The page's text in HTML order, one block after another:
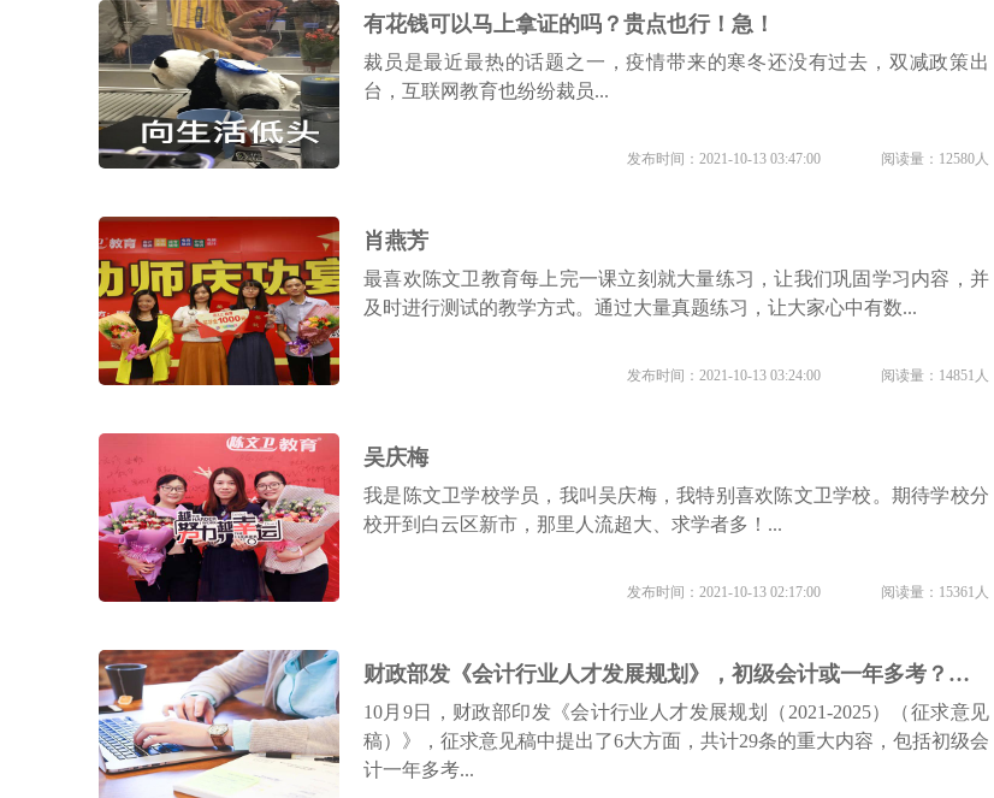
技能+创就业（3个月）
电脑培训
技能+创就业（2个月）
有花钱可以马上拿证的吗？贵点也行！急！
裁员是最近最热的话题之一，疫情带来的寒冬还没有过去，双减政策出
台，互联网教育也纷纷裁员...
发布时间：2021-10-13 03:47:00 阅读量：12580人
肖燕芳
最喜欢陈文卫教育每上完一课立刻就大量练习，让我们巩固学习内容，并
及时进行测试的教学方式。通过大量真题练习，让大家心中有数...
发布时间：2021-10-13 03:24:00 阅读量：14851人
吴庆梅
我是陈文卫学校学员，我叫吴庆梅，我特别喜欢陈文卫学校。期待学校分
校开到白云区新市，那里人流超大、求学者多！...
发布时间：2021-10-13 02:17:00 阅读量：15361人
财政部发《会计行业人才发展规划》，初级会计或一年多考？高端会计人才缺乏？
10月9日，财政部印发《会计行业人才发展规划（2021-2025）（征求意见
稿）》，征求意见稿中提出了6大方面，共计29条的重大内容，包括初级会
计一年多考...